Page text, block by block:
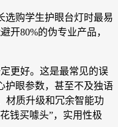
购学生护眼台灯时最易
开80%的伪专业产品，
更好。这是最常见的误
护眼参数，甚至不及独语
材质升级和冗余智能功
钱买噱头”，实用性极